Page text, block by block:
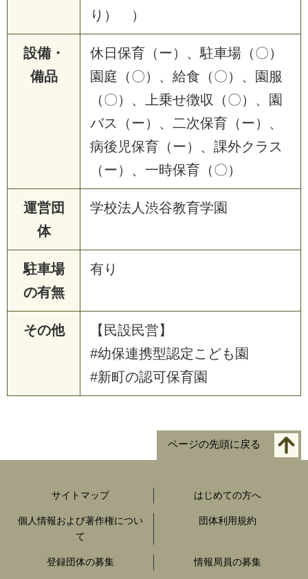
り） ）
設備・
備品
休日保育（ー）、駐車場（〇）
園庭（〇）、給食（〇）、園服
（〇）、上乗せ徴収（〇）、園
バス（ー）、二次保育（ー）、
病後児保育（ー）、課外クラス
（ー）、一時保育（〇）
運営団
体
学校法人渋谷教育学園
駐車場
の有無
有り
その他
【民設民営】
#幼保連携型認定こども園
#新町の認可保育園
ページの先頭に戻る
サイトマップ はじめての方へ
個人情報および著作権につい
て
団体利用規約
登録団体の募集 情報局員の募集